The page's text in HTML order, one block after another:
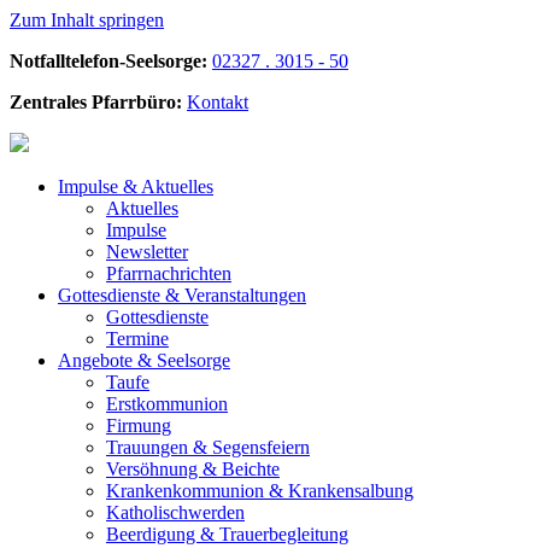
Zum Inhalt springen
Notfalltelefon-Seelsorge: 02327 . 3015 - 50
Zentrales Pfarrbüro: Kontakt
Impulse & Aktuelles
Aktuelles
Impulse
Newsletter
Pfarrnachrichten
Gottesdienste & Veranstaltungen
Gottesdienste
Termine
Angebote & Seelsorge
Taufe
Erstkommunion
Firmung
Trauungen & Segensfeiern
Versöhnung & Beichte
Krankenkommunion & Krankensalbung
Katholischwerden
Beerdigung & Trauerbegleitung